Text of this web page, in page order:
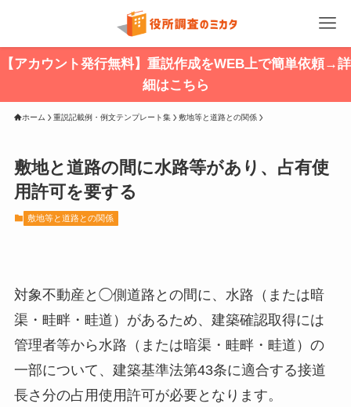
【アカウント発行無料】重説作成をWEB上で簡単依頼→詳
細はこちら
ホーム 重説記載例・例文テンプレート集 敷地等と道路との関係
敷地と道路の間に水路等があり、占有使
用許可を要する
敷地等と道路との関係
対象不動産と◯側道路との間に、水路（または暗
渠・畦畔・畦道）があるため、建築確認取得には
管理者等から水路（または暗渠・畦畔・畦道）の
一部について、建築基準法第43条に適合する接道
長さ分の占用使用許可が必要となります。